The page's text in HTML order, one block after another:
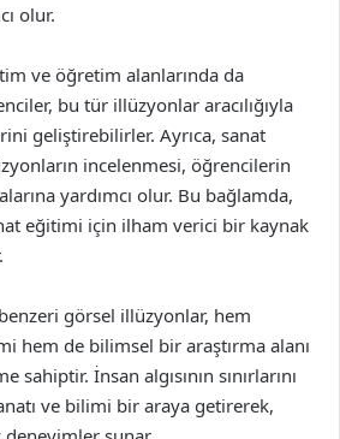
olur.
ve öğretim alanlarında da
bu tür illüzyonlar aracılığıyla
geliştirebilirler. Ayrıca, sanat
incelenmesi, öğrencilerin
yardımcı olur. Bu bağlamda,
eğitimi için ilham verici bir kaynak
görsel illüzyonlar, hem
hem de bilimsel bir araştırma alanı
İnsan algısının sınırlarını
ve bilimi bir araya getirerek,